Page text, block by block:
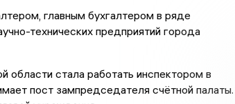
главным бухгалтером в ряде
технических предприятий города
области стала работать инспектором в
пост зампредседателя счётной палаты.